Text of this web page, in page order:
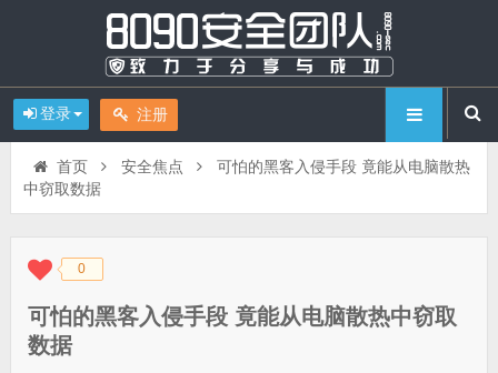
登录 注册
首页 安全焦点
可怕的黑客入侵手段 竟能从电脑散热
中窃取数据
◆◆ 0
可怕的黑客入侵手段 竟能从电脑散热中窃取
数据